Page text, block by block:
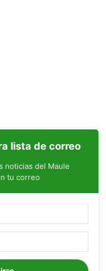
lista de correo
noticias del Maule
tu correo